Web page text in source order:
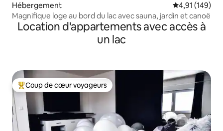
Hébergement Évaluation
4,91 (149)
Magnifique loge au bord du lac avec sauna, jardin et canoë
Location d'appartements avec accès à
un lac
Coups de cœur voyageurs les plus appréciés
Coup de cœur voyageurs